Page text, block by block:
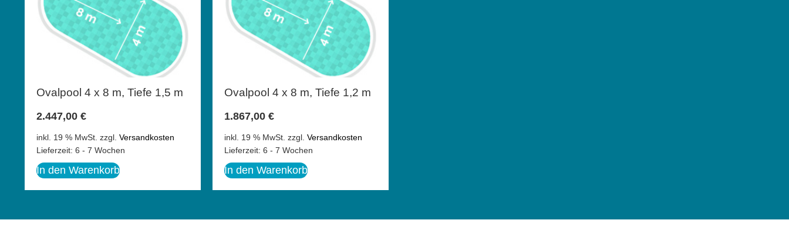
Ovalpool 4 x 8 m, Tiefe 1,5 m
2.447,00 €
inkl. 19 % MwSt. zzgl. Versandkosten
Lieferzeit: 6 - 7 Wochen
In den Warenkorb
Ovalpool 4 x 8 m, Tiefe 1,2 m
1.867,00 €
inkl. 19 % MwSt. zzgl. Versandkosten
Lieferzeit: 6 - 7 Wochen
In den Warenkorb